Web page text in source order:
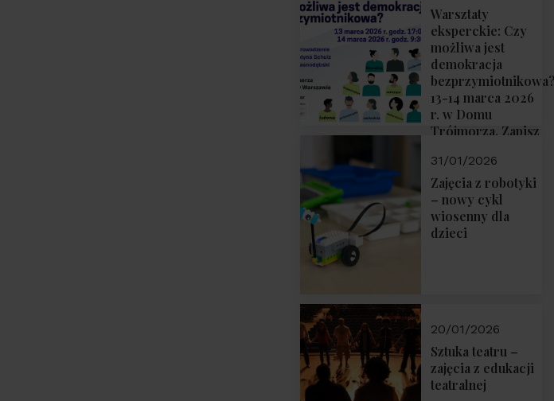
Warsztaty
eksperckie: Czy
możliwa jest
demokracja
13-14 marca 2026
r. w Domu
Trójmorza. Zapisz
31/01/2026
Zajęcia z robotyki
– nowy cykl
wiosenny dla
dzieci
20/01/2026
Sztuka teatru –
zajęcia z edukacji
teatralnej